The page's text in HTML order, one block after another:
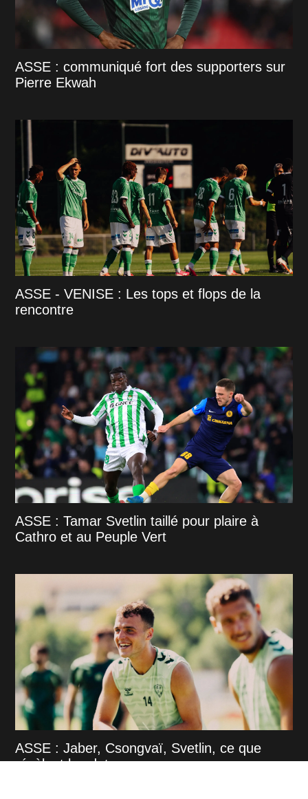
ASSE : communiqué fort des supporters sur
Pierre Ekwah
ASSE - VENISE : Les tops et flops de la
rencontre
ASSE : Tamar Svetlin taillé pour plaire à
Cathro et au Peuple Vert
ASSE : Jaber, Csongvaï, Svetlin, ce que
révèlent les datas